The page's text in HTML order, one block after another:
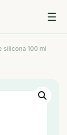
☰
silicona 100 ml